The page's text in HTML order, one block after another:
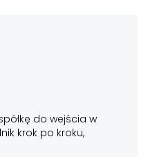
do wejścia w
krok po kroku,